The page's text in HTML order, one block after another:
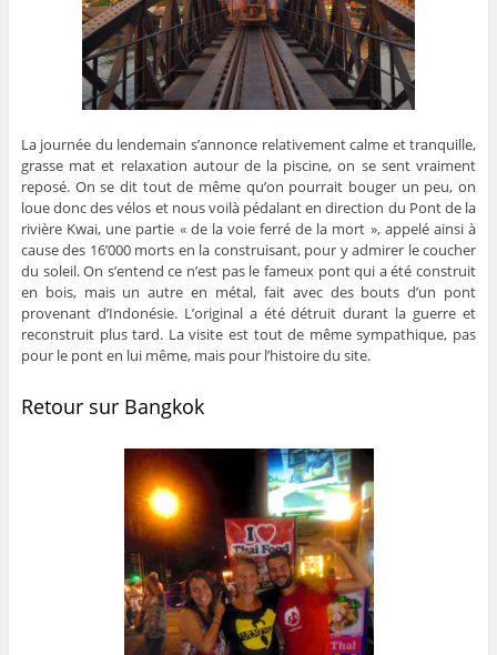
La journée du lendemain s’annonce relativement calme et tranquille,
grasse mat et relaxation autour de la piscine, on se sent vraiment
reposé. On se dit tout de même qu’on pourrait bouger un peu, on
loue donc des vélos et nous voilà pédalant en direction du Pont de la
rivière Kwai, une partie « de la voie ferré de la mort », appelé ainsi à
cause des 16’000 morts en la construisant, pour y admirer le coucher
du soleil. On s’entend ce n’est pas le fameux pont qui a été construit
en bois, mais un autre en métal, fait avec des bouts d’un pont
provenant d’Indonésie. L’original a été détruit durant la guerre et
reconstruit plus tard. La visite est tout de même sympathique, pas
pour le pont en lui même, mais pour l’histoire du site.
Retour sur Bangkok